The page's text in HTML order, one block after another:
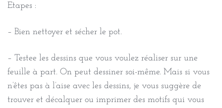
Etapes :
– Bien nettoyer et sécher le pot.
– Testee les dessins que vous voulez réaliser sur une
feuille à part. On peut dessiner soi-même. Mais si vous
n’êtes pas à l’aise avec les dessins, je vous suggère de
trouver et décalquer ou imprimer des motifs qui vous